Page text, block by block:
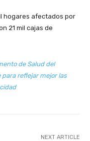
hogares afectados por
21 mil cajas de
de Salud del
para reflejar mejor las
NEXT ARTICLE